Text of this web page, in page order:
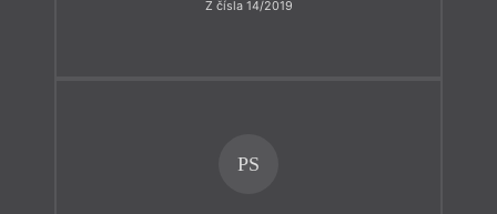
Z čísla 14/2019
PS